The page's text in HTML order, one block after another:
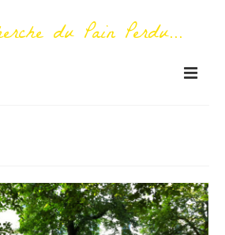
du Pain Perdu...
– A propos